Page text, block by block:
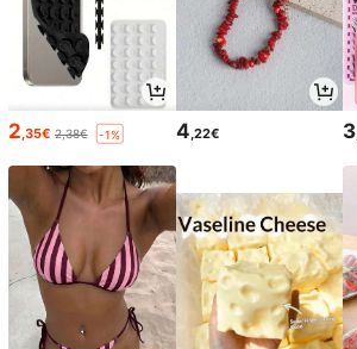
2 ,35€ 2,38€ -1% 4 ,22€ 3